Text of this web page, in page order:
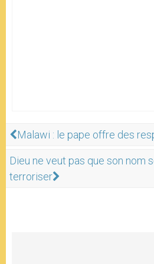
Malawi : le pape offre des
Dieu ne veut pas que son nom
terroriser